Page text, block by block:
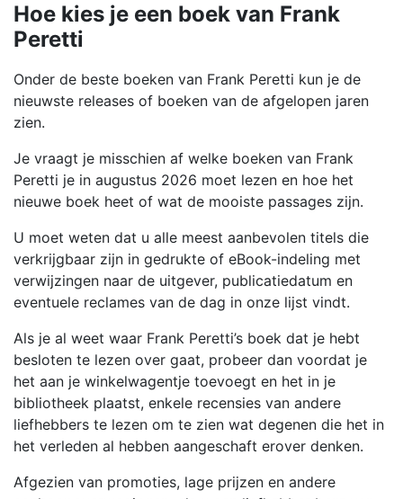
Hoe kies je een boek van Frank
Peretti
Onder de beste boeken van Frank Peretti kun je de
nieuwste releases of boeken van de afgelopen jaren
zien.
Je vraagt je misschien af welke boeken van Frank
Peretti je in augustus 2026 moet lezen en hoe het
nieuwe boek heet of wat de mooiste passages zijn.
U moet weten dat u alle meest aanbevolen titels die
verkrijgbaar zijn in gedrukte of eBook-indeling met
verwijzingen naar de uitgever, publicatiedatum en
eventuele reclames van de dag in onze lijst vindt.
Als je al weet waar Frank Peretti’s boek dat je hebt
besloten te lezen over gaat, probeer dan voordat je
het aan je winkelwagentje toevoegt en het in je
bibliotheek plaatst, enkele recensies van andere
liefhebbers te lezen om te zien wat degenen die het in
het verleden al hebben aangeschaft erover denken.
Afgezien van promoties, lage prijzen en andere